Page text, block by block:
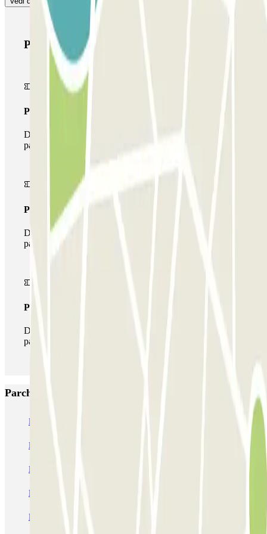
Prodotti di Parclick
Pass unico
Durante il tuo soggiorno potrai entrare e uscire dal
parcheggio una sola volta
Pass multiparking
Durante il tuo soggiorno potrai usufruire dell'intera rete di
parcheggi disponibili su Parclick.
Pass illlimitato
Durante il tuo soggiorno potrai entrare e uscire dal
parcheggio tutte le volte che vorrai.
Parcheggi più popolari a Haag
ParkBee Alexanderveld
ParkBee Haagsche Hof
ParkBee Leonardo Royal Hotel Den Haag Promenade
ParkBee World Forum Parking A
Parkbee HMC Bronovo